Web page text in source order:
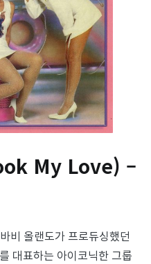
My Love) –
비 올랜도가 프로듀싱했던
대표하는 아이코닉한 그룹